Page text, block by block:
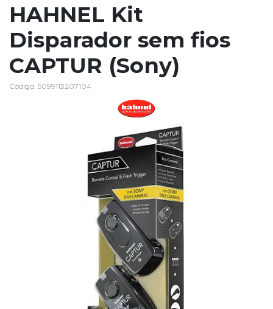
HAHNEL Kit
Disparador sem fios
CAPTUR (Sony)
Código: 5099113207104